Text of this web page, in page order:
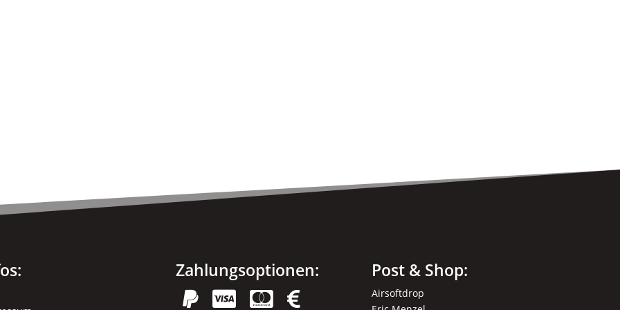
Zahlungsoptionen:
   
Post & Shop:
Airsoftdrop